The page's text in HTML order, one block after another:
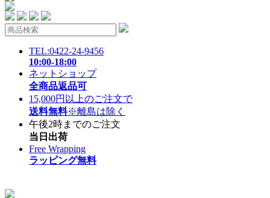
TEL:0422-24-9456
10:00-18:00
ネットショップ
全商品返品可
15,000円以上のご注文で
送料無料※離島は除く
午後2時までのご注文
当日出荷
Free Wrapping
ラッピング無料